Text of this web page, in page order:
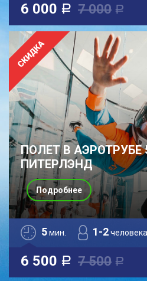
6 000 a 7 000 a
ПОЛЕТ В АЭРОТРУБЕ
ПИТЕРЛЭНД
5мин. 1-2человека
6 500 a 7 500 a
Подробнее